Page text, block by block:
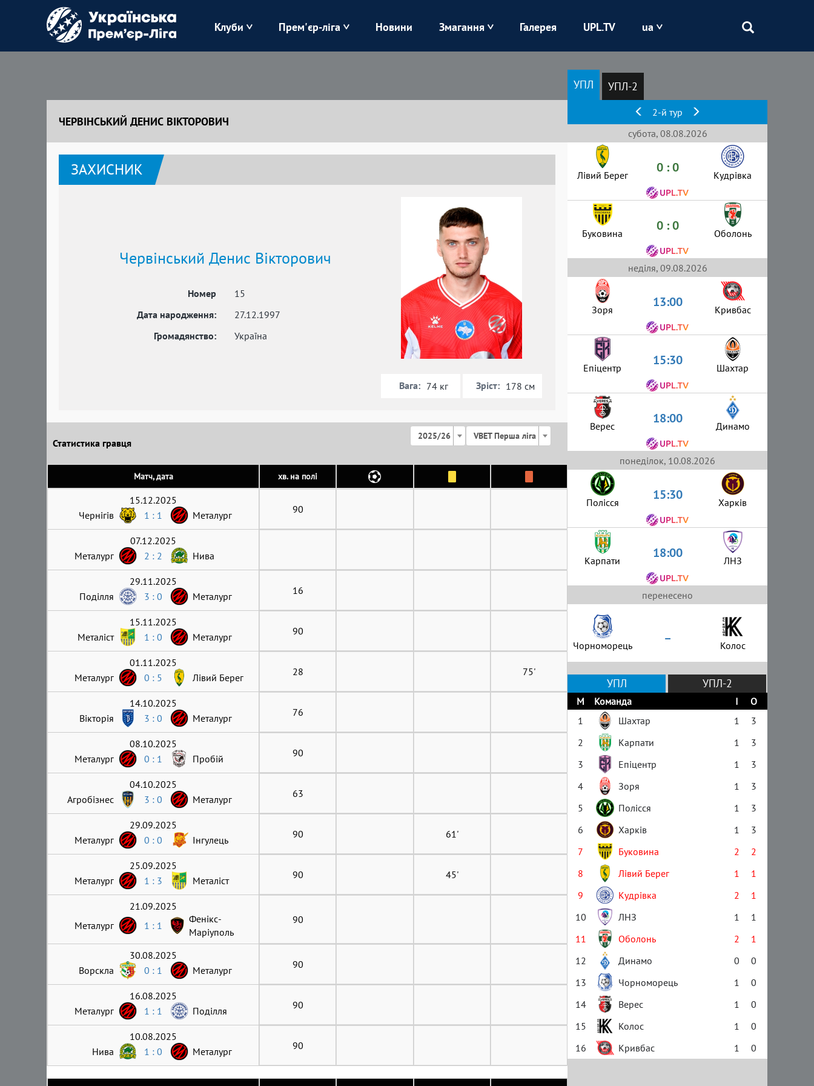
Клуби
Зоря Карпати Колос Кривбас
Оболонь
Полісся
Прем'єр-ліга Новини Змагання Галерея UPL.TV ua
ЧЕРВІНСЬКИЙ ДЕНИС ВІКТОРОВИЧ
ЗАХИСНИК
Червінський Денис Вікторович
Номер
15
Дата народження:
27.12.1997
Громадянство:
Україна
Вага: 74 кг Зріст: 178 см
Статистика гравця
2025/26 VBET Перша ліга
Матч, дата хв. на полі
15.12.2025
Чернігів
1 : 1 Металург 90
07.12.2025
Металург
2 : 2 Нива
29.11.2025
Поділля
3 : 0 Металург 16
15.11.2025
Металіст
1 : 0 Металург 90
01.11.2025
Металург
0 : 5 Лівий Берег 28 75'
14.10.2025
Вікторія
3 : 0 Металург 76
08.10.2025
Металург
0 : 1 Пробій 90
04.10.2025
Агробізнес
3 : 0 Металург 63
29.09.2025
Металург
0 : 0 Інгулець 90 61'
25.09.2025
Металург
1 : 3 Металіст 90 45'
21.09.2025
Металург
1 : 1
Фенікс-
Маріуполь
90
30.08.2025
Ворскла
0 : 1 Металург 90
16.08.2025
Металург
1 : 1 Поділля 90
10.08.2025
Нива
1 : 0 Металург 90
УПЛ УПЛ-2
2-й тур
субота, 08.08.2026
Лівий Берег 0 : 0 Кудрівка
Буковина 0 : 0 Оболонь
неділя, 09.08.2026
Зоря 13:00 Кривбас
Епіцентр 15:30 Шахтар
Верес 18:00 Динамо
понеділок, 10.08.2026
Полісся 15:30 Харків
Карпати 18:00 ЛНЗ
перенесено
Чорноморець – Колос
УПЛ УПЛ-2
М Команда І
О
1
Шахтар 1
3
2
Карпати 1
3
3
Епіцентр 1
3
4
Зоря 1
3
5
Полісся 1
3
6
Харків 1
3
7
Буковина 2
2
8
Лівий Берег 1
1
9
Кудрівка 2
1
10
ЛНЗ 1
1
11
Оболонь 2
1
12
Динамо 0
0
13
Чорноморець 1
0
14
Верес 1
0
15
Колос 1
0
16
Кривбас 1 0